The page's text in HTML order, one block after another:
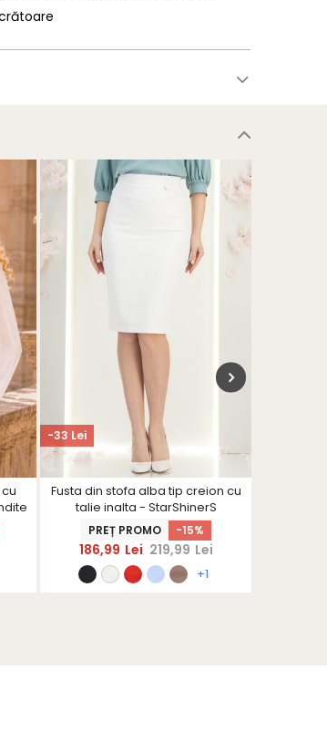
-33 Lei
Fusta din stofa alba tip creion cu
talie inalta - StarShinerS
PREȚ PROMO -15%
186,99 Lei 219,99 Lei
+1